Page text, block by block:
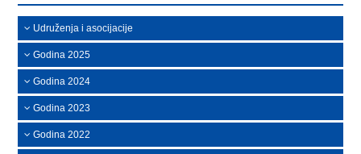
Udruženja i asocijacije
Godina 2025
Godina 2024
Godina 2023
Godina 2022